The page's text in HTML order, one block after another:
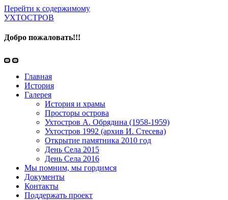
Перейти к содержимому
УХТОСТРОВ
Добро пожаловать!!!
Переключить
меню
Переключить
поиска
Главная
История
Галерея
История и храмы
Просторы острова
Ухтостров А. Обрядина (1958-1959)
Ухтостров 1992 (архив И. Стесева)
Открытие памятника 2010 год
День Села 2015
День Села 2016
Мы помним, мы гордимся
Документы
Контакты
Поддержать проект